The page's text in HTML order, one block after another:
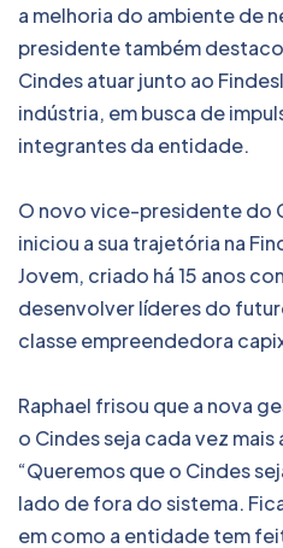
a melhoria do ambiente de
presidente também
Cindes atuar junto ao
indústria, em busca de
integrantes da entidade.
O novo vice-presidente do
iniciou a sua trajetória na
Jovem, criado há 15 anos
desenvolver líderes do
classe empreendedora
Raphael frisou que a nova
o Cindes seja cada vez
“Queremos que o Cindes
lado de fora do sistema.
em como a entidade tem